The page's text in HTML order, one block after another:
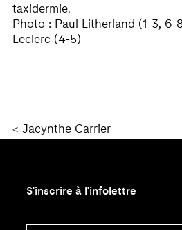
taxidermie.
Photo : Paul Litherland (1-3, 6-
Leclerc (4-5)
< Jacynthe Carrier
S'inscrire à l'infolettre